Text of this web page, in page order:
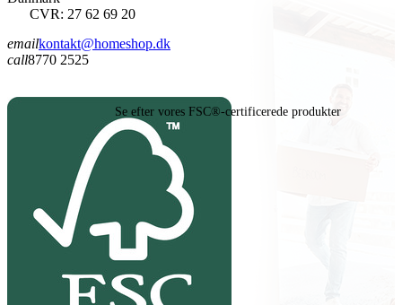
CVR: 27 62 69 20
emailkontakt@homeshop.dk
call8770 2525
Se efter vores FSC®-certificerede produkter